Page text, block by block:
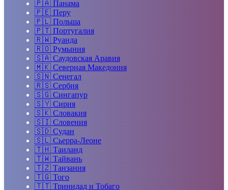
🇵🇦 Панама
🇵🇪 Перу
🇵🇱 Польша
🇵🇹 Португалия
🇷🇼 Руанда
🇷🇴 Румыния
🇸🇦 Саудовская Аравия
🇲🇰 Северная Македония
🇸🇳 Сенегал
🇷🇸 Сербия
🇸🇬 Сингапур
🇸🇾 Сирия
🇸🇰 Словакия
🇸🇮 Словения
🇸🇩 Судан
🇸🇱 Сьерра-Леоне
🇹🇭 Таиланд
🇹🇼 Тайвань
🇹🇿 Танзания
🇹🇬 Того
🇹🇹 Тринидад и Тобаго